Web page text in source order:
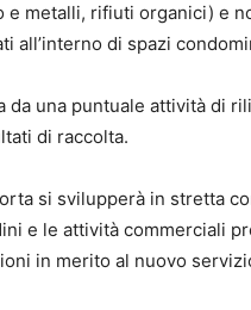
metalli, rifiuti organici) e
all’interno di spazi
una puntuale attività di
di raccolta.
si svilupperà in stretta
e le attività commerciali
in merito al nuovo